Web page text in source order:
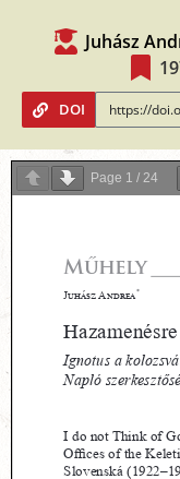
Juhász
DOI
Page 1 / 24